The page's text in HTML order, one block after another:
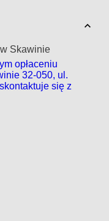
Skawinie
opłaceniu
32-050, ul.
się z